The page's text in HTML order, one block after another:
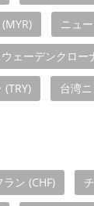
ニュ
ェーデンクロー
(TRY) 台湾
ン (CHF)